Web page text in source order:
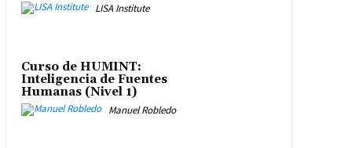
LISA Institute
Curso de HUMINT:
Inteligencia de Fuentes
Humanas (Nivel 1)
Manuel Robledo